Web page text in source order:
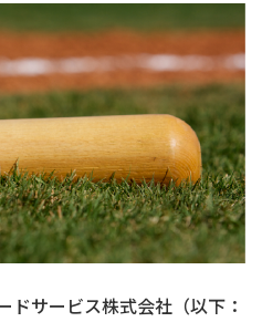
ドサービス株式会社（以下：